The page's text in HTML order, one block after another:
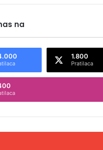
na
1.800
Pratilaca